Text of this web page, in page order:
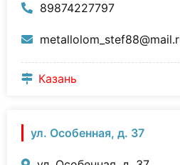
89874227797
Казань
ул. Особенная, д. 37